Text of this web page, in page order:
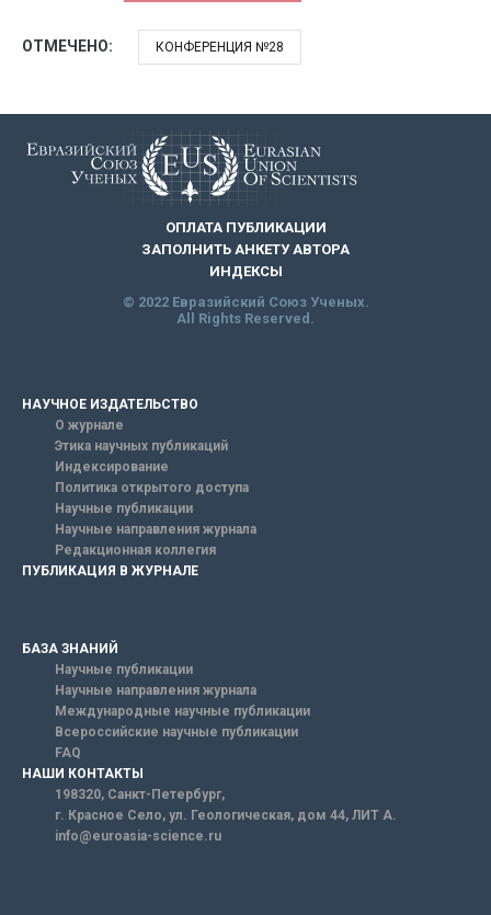
ОТМЕЧЕНО: КОНФЕРЕНЦИЯ №28
ОПЛАТА ПУБЛИКАЦИИ
ЗАПОЛНИТЬ АНКЕТУ АВТОРА
ИНДЕКСЫ
© 2022 Евразийский Союз Ученых.
All Rights Reserved.
НАУЧНОЕ ИЗДАТЕЛЬСТВО
О журнале
Этика научных публикаций
Индексирование
Политика открытого доступа
Научные публикации
Научные направления журнала
Редакционная коллегия
ПУБЛИКАЦИЯ В ЖУРНАЛЕ
БАЗА ЗНАНИЙ
Научные публикации
Научные направления журнала
Международные научные публикации
Всероссийские научные публикации
FAQ
НАШИ КОНТАКТЫ
198320, Санкт-Петербург,
г. Красное Село, ул. Геологическая, дом 44, ЛИТ А.
info@euroasia-science.ru